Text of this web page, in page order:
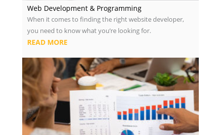
Web Development & Programming
When it comes to finding the right website developer,
you need to know what you’re looking for.
READ MORE